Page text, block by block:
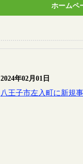
ホームペ
2024年02月01日
八王子市左入町に新規